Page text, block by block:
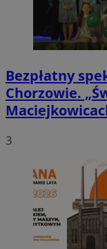
Bezpłatny
Chorzowie.
3